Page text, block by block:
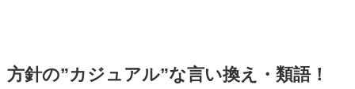
方針の”カジュアル”な言い換え・類語！